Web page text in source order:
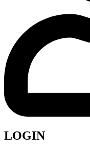
LOGIN